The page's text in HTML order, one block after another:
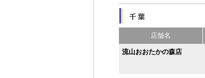
店舗名
流山おおたかの森店